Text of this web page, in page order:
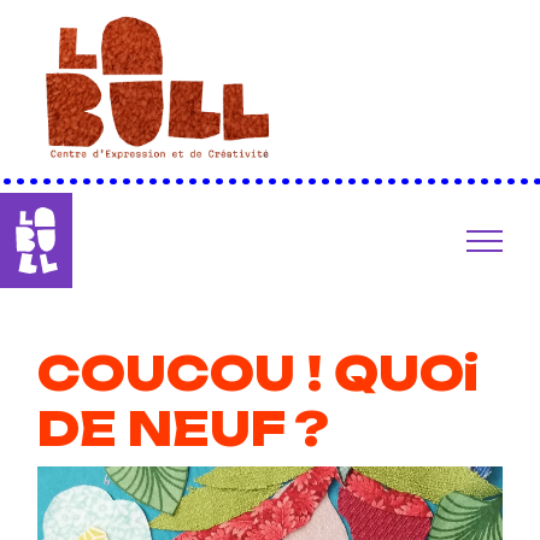
COUCOU ! QUOi
DE NEUF ?